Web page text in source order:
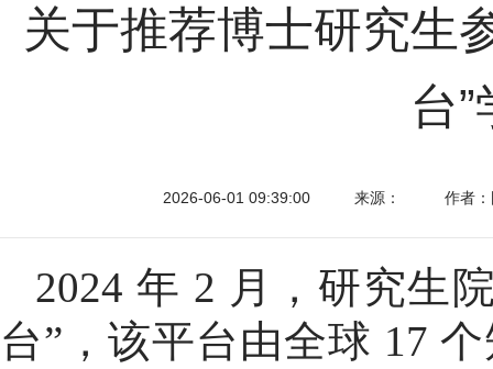
关于推荐博士研究生
台
2026-06-01 09:39:00 来源： 作者
2024 年 2 月，研究生
台” ，该平台由全球 17